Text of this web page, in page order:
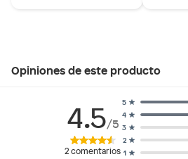
Temporada: Otoño-Invierno
Opiniones de este producto
4.5/5
2comentarios 1
2
3
4
5